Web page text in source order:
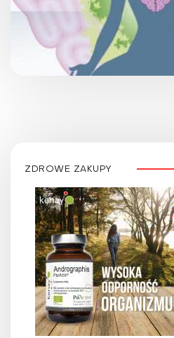
ZDROWE ZAKUPY